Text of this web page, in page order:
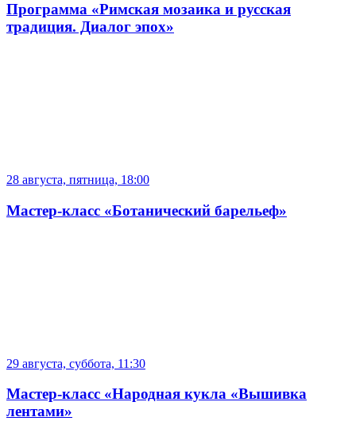
Программа «Римская мозаика и русская
традиция. Диалог эпох»
28 августа, пятница, 18:00
Мастер-класс «Ботанический барельеф»
29 августа, суббота, 11:30
Мастер-класс «Народная кукла «Вышивка
лентами»